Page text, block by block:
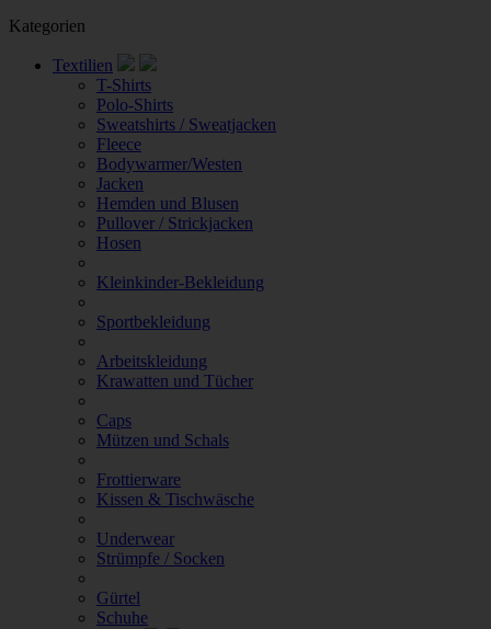
Kategorien
Textilien
T-Shirts
Polo-Shirts
Sweatshirts / Sweatjacken
Fleece
Bodywarmer/Westen
Jacken
Hemden und Blusen
Pullover / Strickjacken
Hosen
Kleinkinder-Bekleidung
Sportbekleidung
Arbeitskleidung
Krawatten und Tücher
Caps
Mützen und Schals
Frottierware
Kissen & Tischwäsche
Underwear
Strümpfe / Socken
Gürtel
Schuhe